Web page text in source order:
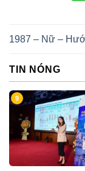
1987 – Nữ –
TIN NÓNG
1
có